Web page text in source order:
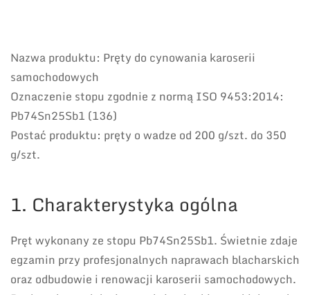
Nazwa produktu: Pręty do cynowania karoserii
samochodowych
Oznaczenie stopu zgodnie z normą ISO 9453:2014:
Pb74Sn25Sb1 (136)
Postać produktu: pręty o wadze od 200 g/szt. do 350
g/szt.
1. Charakterystyka ogólna
Pręt wykonany ze stopu Pb74Sn25Sb1. Świetnie zdaje
egzamin przy profesjonalnych naprawach blacharskich
oraz odbudowie i renowacji karoserii samochodowych.